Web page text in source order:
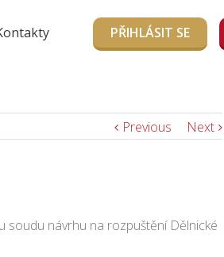
PŘIHLÁSIT SE
Previous Next
soudu návrhu na rozpuštění Dělnické